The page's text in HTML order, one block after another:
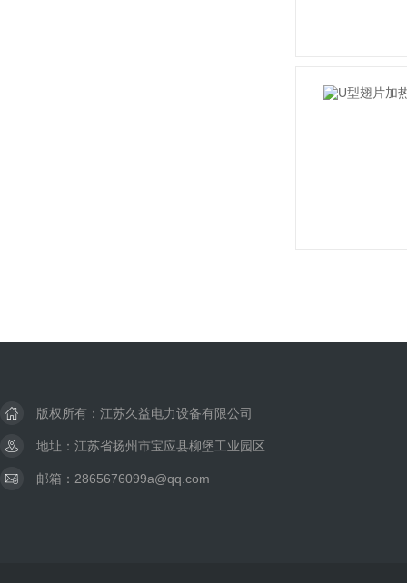
版权所有：江苏久益电力设备有限公司
地址：江苏省扬州市宝应县柳堡工业园区
邮箱：2865676099a@qq.com